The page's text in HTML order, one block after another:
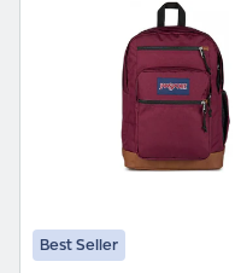
Best Seller